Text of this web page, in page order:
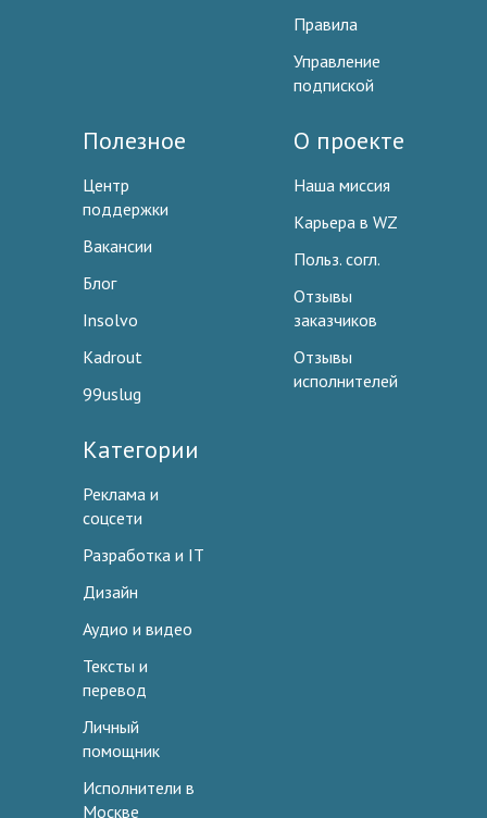
Правила
Управление
подпиской
Полезное
Центр
поддержки
Вакансии
Блог
Insolvo
Kadrout
99uslug
О проекте
Наша миссия
Карьера в WZ
Польз. согл.
Отзывы
заказчиков
Отзывы
исполнителей
Категории
Реклама и
соцсети
Разработка и IT
Дизайн
Аудио и видео
Тексты и
перевод
Личный
помощник
Исполнители в
Москве